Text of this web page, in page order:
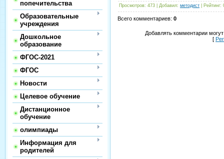
попечительства
Образовательные
учреждения
Дошкольное
образование
ФГОС-2021
ФГОС
Новости
Целевое обучение
Дистанционное
обучение
олимпиады
Информация для
родителей
Просмотров: 473 Добавил: методист Рейтинг:
Всего комментариев: 0
Добавлять комментарии
[